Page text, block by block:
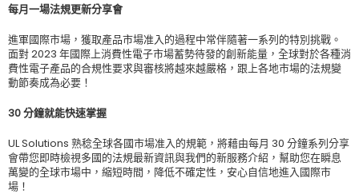
每月一場法規更新分享會
進軍國際市場，獲取產品市場准入的過程中常伴隨著一系列的特別挑戰。
面對2023 年國際上消費性電子市場蓄勢待發的創新能量，全球對於各種消
費性電子產品的合規性要求與審核將越來越嚴格，跟上各地市場的法規變
動節奏成為必要！
30分鐘就能快速掌握
UL Solutions 熟稔全球各國市場准入的規範，將藉由每月 30 分鐘系列分享
會帶您即時檢視多國的法規最新資訊與我們的新服務介紹，幫助您在瞬息
萬變的全球市場中，縮短時間，降低不確定性，安心自信地進入國際市
場！